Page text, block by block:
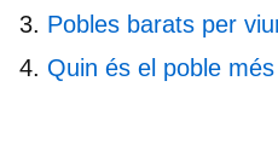
Pobles barats per
Quin és el poble